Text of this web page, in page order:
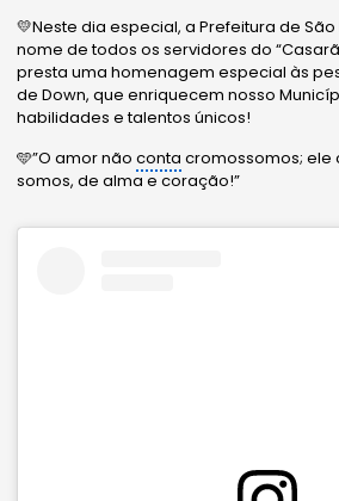
💛Neste dia especial, a Prefeitura de
nome de todos os servidores do
presta uma homenagem especial às
de Down, que enriquecem nosso
habilidades e talentos únicos!
🩵”O amor nãoconta cromossomos; ele
somos, de alma e coração!”